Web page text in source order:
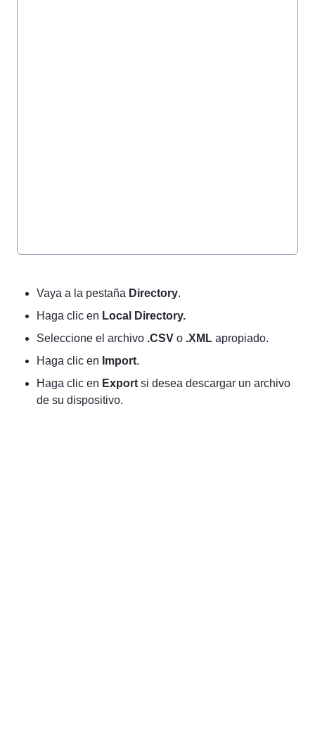
Vaya a la pestaña Directory.
Haga clic en Local Directory.
Seleccione el archivo .CSV o .XML apropiado.
Haga clic en Import.
Haga clic en Export si desea descargar un archivo
de su dispositivo.